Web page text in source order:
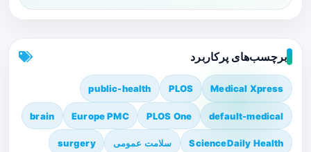
برچسب‌های پرکاربرد
Medical Xpress
PLOS
public-health
default-medical
PLOS One
Europe PMC
brain
ScienceDaily Health سلامت عمومی surgery